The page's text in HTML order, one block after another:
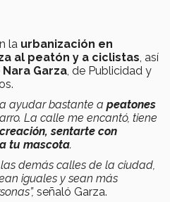
la urbanización en
al peatón y a ciclistas, así
Nara Garza, de Publicidad y
ayudar bastante a peatones
La calle me encantó, tiene
sentarte con
tu mascota.
demás calles de la ciudad,
iguales y sean más
señaló Garza.